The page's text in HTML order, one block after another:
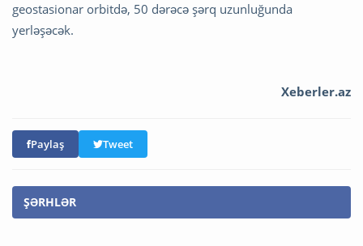
geostasionar orbitdə, 50 dərəcə şərq uzunluğunda
yerləşəcək.
Xeberler.az
Paylaş Tweet
ŞƏRHLƏR